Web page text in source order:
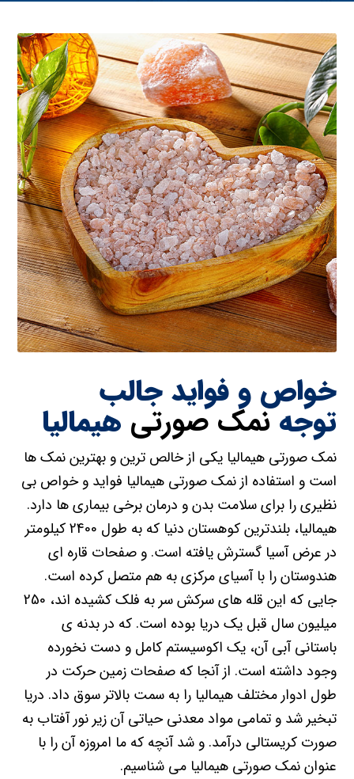
خواص و فواید جالب
توجهنمک صورتی هیمالیا
نمک صورتی هیمالیا یکی از خالص ترین و بهترین نمک ها
است و استفاده از نمک صورتی هیمالیا فواید و خواص بی
نظیری را برای سلامت بدن و درمان برخی بیماری ها دارد.
هیمالیا، بلندترین کوهستان دنیا که به طول 2400 کیلومتر
در عرض آسیا گسترش یافته است. و صفحات قاره ای
هندوستان را با آسیای مرکزی به هم متصل کرده است.
جایی که این قله های سرکش سر به فلک کشیده اند، 250
میلیون سال قبل یک دریا بوده است. که در بدنه ی
باستانی آبی آن، یک اکوسیستم کامل و دست نخورده
وجود داشته است. از آنجا که صفحات زمین حرکت در
طول ادوار مختلف هیمالیا را به سمت بالاتر سوق داد. دریا
تبخیر شد و تمامی مواد معدنی حیاتی آن زیر نور آفتاب به
صورت کریستالی درآمد. و شد آنچه که ما امروزه آن را با
عنوان نمک صورتی هیمالیا می شناسیم.